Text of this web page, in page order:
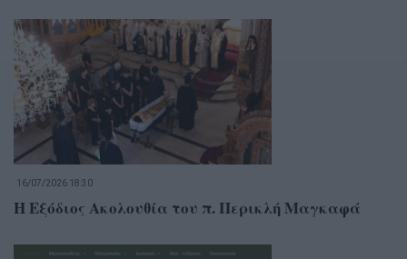
16/07/2026 18:30
Η Εξόδιος Ακολουθία του π. Περικλή Μαγκαφά